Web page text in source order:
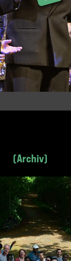
Archiv